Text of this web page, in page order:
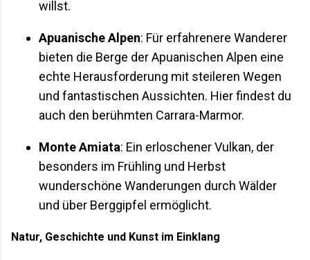
willst.
Apuanische Alpen: Für erfahrenere Wanderer
bieten die Berge der Apuanischen Alpen eine
echte Herausforderung mit steileren Wegen
und fantastischen Aussichten. Hier findest du
auch den berühmten Carrara-Marmor.
Monte Amiata: Ein erloschener Vulkan, der
besonders im Frühling und Herbst
wunderschöne Wanderungen durch Wälder
und über Berggipfel ermöglicht.
Natur, Geschichte und Kunst im Einklang